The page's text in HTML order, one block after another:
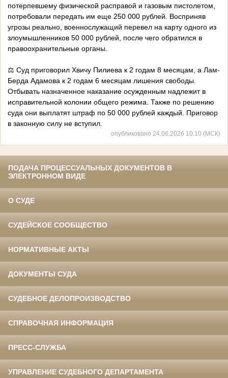
потерпевшему физической расправой и газовым пистолетом,
потребовали передать им еще 250 000 рублей. Восприняв
угрозы реально, военнослужащий перевел на карту одного из
злоумышленников 50 000 рублей, после чего обратился в
правоохранительные органы.
⚖️ Суд приговорил Хвичу Пилиева к 2 годам 8 месяцам, а Лам-
Берда Адамова к 2 годам 6 месяцам лишения свободы.
Отбывать назначенное наказание осужденным надлежит в
исправительной колонии общего режима. Также по решению
суда они выплатят штраф по 50 000 рублей каждый. Приговор
в законную силу не вступил.
опубликовано 24.06.2026 10:10 (МСК)
ПОДАЧА ПРОЦЕССУАЛЬНЫХ ДОКУМЕНТОВ В
ЭЛЕКТРОННОМ ВИДЕ
О СУДЕ
СУДЕЙСКОЕ СООБЩЕСТВО
НОРМАТИВНЫЕ АКТЫ
ДОКУМЕНТЫ СУДА
СУДЕБНОЕ ДЕЛОПРОИЗВОДСТВО
СПРАВОЧНАЯ ИНФОРМАЦИЯ
ПРЕСС-СЛУЖБА
УПРАВЛЕНИЕ СУДЕБНОГО ДЕПАРТАМЕНТА